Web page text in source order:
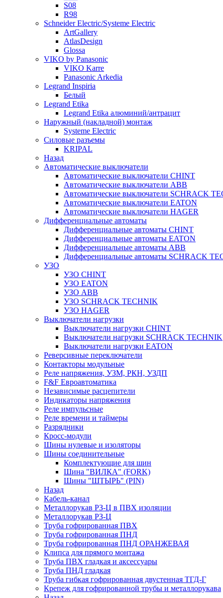
S08
R98
Schneider Electric/Systeme Electric
ArtGallery
AtlasDesign
Glossa
VIKO by Panasonic
VIKO Karre
Panasonic Arkedia
Legrand Inspiria
Белый
Legrand Etika
Legrand Etika алюминий/антрацит
Наружный (накладной) монтаж
Systeme Electric
Силовые разъемы
KRIPAL
Назад
Автоматические выключатели
Автоматические выключатели CHINT
Автоматические выключатели ABB
Автоматические выключатели SCHRACK
Автоматические выключатели EATON
Автоматические выключатели HAGER
Дифференциальные автоматы
Дифференциальные автоматы CHINT
Дифференциальные автоматы EATON
Дифференциальные автоматы ABB
Дифференциальные автоматы SCHRACK
УЗО
УЗО CHINT
УЗО EATON
УЗО ABB
УЗО SCHRACK TECHNIK
УЗО HAGER
Выключатели нагрузки
Выключатели нагрузки CHINT
Выключатели нагрузки SCHRACK TECHNIK
Выключатели нагрузки EATON
Реверсивные переключатели
Контакторы модульные
Реле напряжения, УЗМ, РКН, УЗДП
F&F Евроавтоматика
Независимые расцепители
Индикаторы напряжения
Реле импульсные
Реле времени и таймеры
Разрядники
Кросс-модули
Шины нулевые и изоляторы
Шины соединительные
Комплектующие для шин
Шина "ВИЛКА" (FORK)
Шины "ШТЫРЬ" (PIN)
Назад
Кабель-канал
Металлорукав РЗ-Ц в ПВХ изоляции
Металлорукав РЗ-Ц
Труба гофрированная ПВХ
Труба гофрированная ПНД
Труба гофрированная ПНД ОРАНЖЕВАЯ
Клипса для прямого монтажа
Труба ПВХ гладкая и аксессуары
Труба ПНД гладкая
Труба гибкая гофрированная двустенная ТГД-Г
Крепеж для гофрированной трубы и металлорукава